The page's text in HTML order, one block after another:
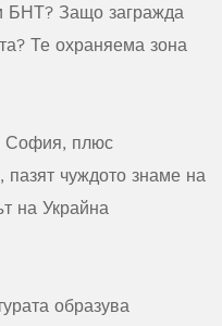
БНТ? Защо загражда
Те охраняема зона
София, плюс
пазят чуждото знаме на
на Украйна
образува